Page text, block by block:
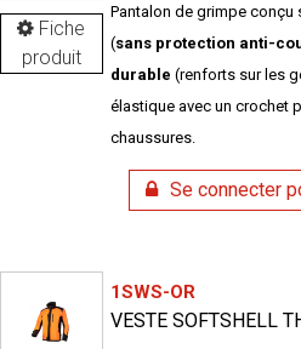
Fiche
produit
Pantalon de grimpe conçu
(sans protection anti-
durable (renforts sur les
élastique avec un crochet
chaussures.
Se connecter
1SWS-OR
VESTE SOFTSHELL